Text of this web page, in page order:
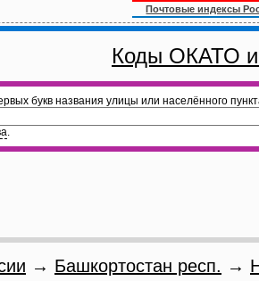
Почтовые индексы
Коды ОКАТО
букв названия улицы или населённого
.
→ Башкортостан респ. →